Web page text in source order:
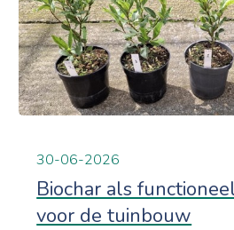
30-06-2026
Biochar als
voor de tuinbouw